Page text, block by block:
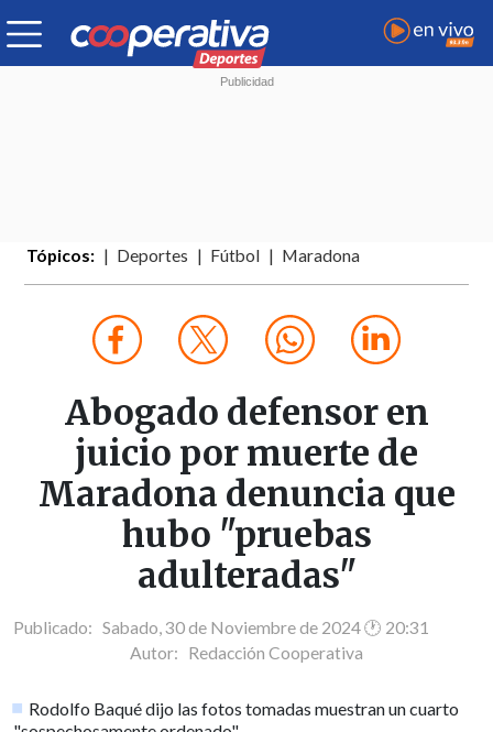
Tópicos: Deportes Fútbol Maradona
Abogado defensor en
juicio por muerte de
Maradona denuncia que
hubo "pruebas
adulteradas"
Publicado: Sabado, 30 de Noviembre de 2024 🕐 20:31
Autor: Redacción Cooperativa
Rodolfo Baqué dijo las fotos tomadas muestran un cuarto